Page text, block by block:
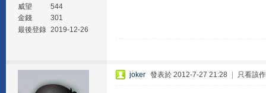
威望
544
金錢
301
最後登錄 2019-12-26
joker 發表於 2012-7-27 21:28 只看該